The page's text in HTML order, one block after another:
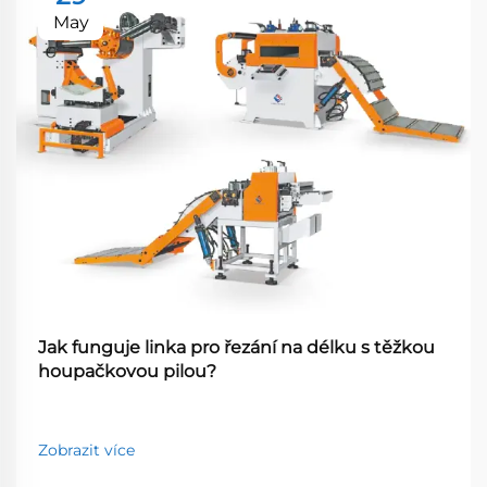
May
Jak funguje linka pro řezání na délku s těžkou
houpačkovou pilou?
Zobrazit více